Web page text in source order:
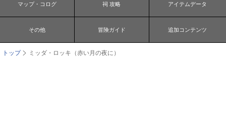
マップ・コログ 祠 攻略 アイテムデータ
その他 冒険ガイド 追加コンテンツ
トップ ミッダ・ロッキ（赤い月の夜に）